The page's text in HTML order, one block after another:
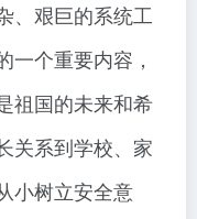
、艰巨的系统工
一个重要内容，
祖国的未来和希
关系到学校、家
小树立安全意